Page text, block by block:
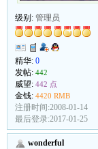
级别: 管理员
精华: 0
发帖: 442
威望: 442 点
金钱: 4420 RMB
注册时间:2008-01-14
最后登录:2017-01-25
wonderful